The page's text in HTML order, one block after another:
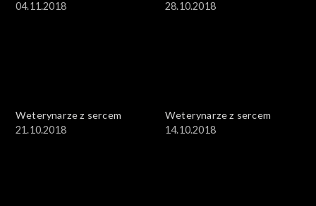
04.11.2018
28.10.2018
Weterynarze z sercem
21.10.2018
Weterynarze z sercem
14.10.2018